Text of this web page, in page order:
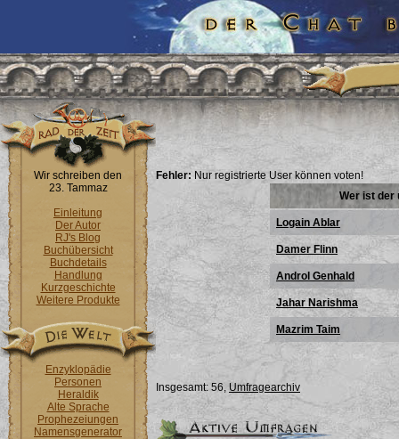
Wir schreiben den
23. Tammaz
Einleitung
Der Autor
RJ's Blog
Buchübersicht
Buchdetails
Handlung
Kurzgeschichte
Weitere Produkte
Enzyklopädie
Personen
Heraldik
Alte Sprache
Prophezeiungen
Namensgenerator
Fehler:Nur registrierte User können voten!
Wer ist der
Logain Ablar
Damer Flinn
Androl Genhald
Jahar Narishma
Mazrim Taim
Insgesamt: 56, Umfragearchiv